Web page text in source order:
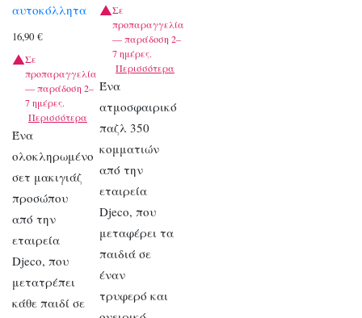
αυτοκόλλητα
16,90 €
Σε
προπαραγγελία
— παράδοση 2–
7 ημέρες.
Περισσότερα
Ένα
ολοκληρωμένο
σετ μακιγιάζ
προσώπου
από την
εταιρεία
Djeco, που
μετατρέπει
κάθε παιδί σε
Σε
προπαραγγελία
— παράδοση 2–
7 ημέρες.
Περισσότερα
Ένα
ατμοσφαιρικό
παζλ 350
κομματιών
από την
εταιρεία
Djeco, που
μεταφέρει τα
παιδιά σε
έναν
τρυφερό και